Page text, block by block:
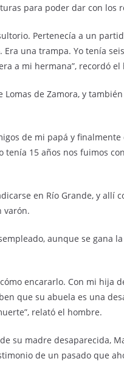
para poder dar con los
Pertenecía a un
una trampa. Yo tenía
a mi hermana”, recordó
de Zamora, y
de mi papá y
tenía 15 años nos fuimos
en Río Grande, y allí
varón.
aunque se gana
encararlo. Con mi hija
que su abuela es una
relató el hombre.
su madre desaparecida,
de un pasado que